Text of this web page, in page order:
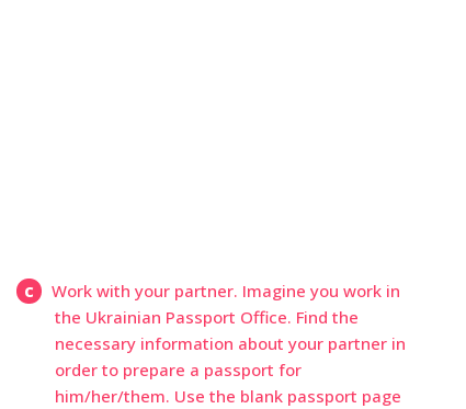
c
Work with your partner. Imagine you work in
the Ukrainian Passport Office. Find the
necessary information about your partner in
order to prepare a passport for
him/her/them. Use the blank passport page